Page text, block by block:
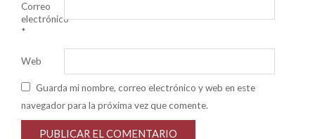
Correo
electrónico
*
Web
Guarda mi nombre, correo electrónico y web en este
navegador para la próxima vez que comente.